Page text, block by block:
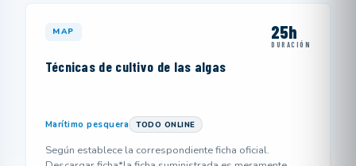
MAP 25h
DURACIÓN
Técnicas de cultivo de las algas
Marítimo pesquera TODO ONLINE
Según establece la correspondiente ficha oficial.